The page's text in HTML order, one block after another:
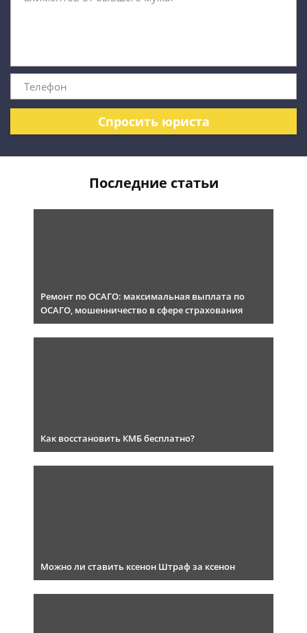
Спросить юриста
Последние статьи
Ремонт по ОСАГО: максимальная выплата по
ОСАГО, мошенничество в сфере страхования
Как восстановить КМБ бесплатно?
Можно ли ставить ксенон Штраф за ксенон